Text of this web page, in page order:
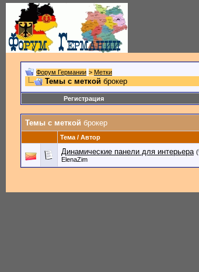
Форум Германии > Метки
Темы с меткой брокер
Регистрация
Темы с меткой брокер
Тема / Автор
Динамические панели для интерьера (
ElenaZim